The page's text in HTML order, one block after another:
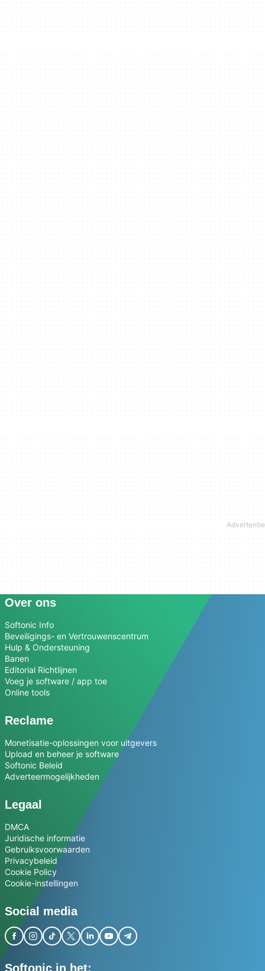
Over ons
Softonic Info
Beveiligings- en Vertrouwenscentrum
Hulp & Ondersteuning
Banen
Editorial Richtlijnen
Voeg je software / app toe
Online tools
Reclame
Monetisatie-oplossingen voor uitgevers
Upload en beheer je software
Softonic Beleid
Adverteermogelijkheden
Legaal
DMCA
Juridische informatie
Gebruiksvoorwaarden
Privacybeleid
Cookie Policy
Cookie-instellingen
Social media
Softonic in het: